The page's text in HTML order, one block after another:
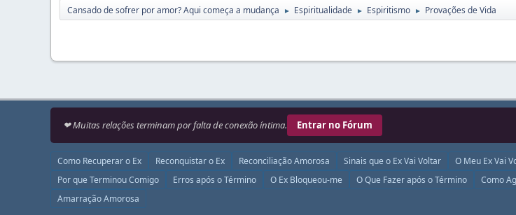
Cansado de sofrer por amor? Aqui começa a mudança ► Espiritualidade ► Espiritismo ► Provações de Vida
❤ Muitas relações terminam por falta de conexão íntima. Entrar no Fórum
Como Recuperar o Ex Reconquistar o Ex Reconciliação Amorosa Sinais que o Ex Vai Voltar O Meu Ex Vai
Por que Terminou Comigo
Erros após o Término O Ex Bloqueou-me O Que Fazer após o Término Como
Amarração Amorosa